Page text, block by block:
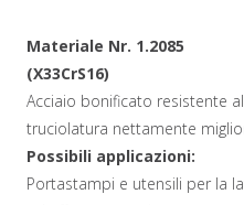
Materiale Nr. 1.2085
(X33CrS16)
Acciaio bonificato resistente
truciolatura nettamente
Possibili applicazioni:
Portastampi e utensili per la